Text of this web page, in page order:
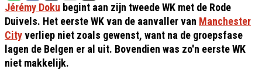
Jérémy Doku begint aan zijn tweede WK met de Rode
Duivels. Het eerste WK van de aanvaller van Manchester
Cityverliep niet zoals gewenst, want na de groepsfase
lagen de Belgen er al uit. Bovendien was zo'n eerste WK
niet makkelijk.